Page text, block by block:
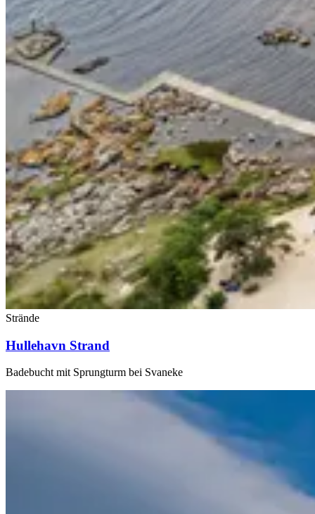
Strände
Hullehavn Strand
Badebucht mit Sprungturm bei Svaneke